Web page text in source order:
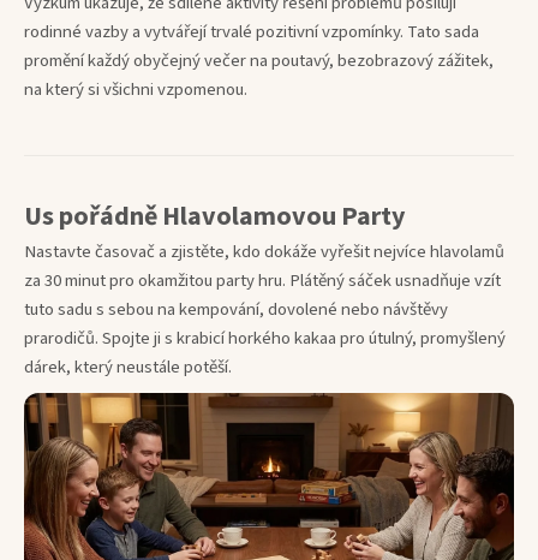
rodinné vazby a vytvářejí trvalé pozitivní vzpomínky. Tato sada
promění každý obyčejný večer na poutavý, bezobrazový zážitek,
na který si všichni vzpomenou.
Us pořádně Hlavolamovou Party
Nastavte časovač a zjistěte, kdo dokáže vyřešit nejvíce hlavolamů
za 30 minut pro okamžitou party hru. Plátěný sáček usnadňuje vzít
tuto sadu s sebou na kempování, dovolené nebo návštěvy
prarodičů. Spojte ji s krabicí horkého kakaa pro útulný, promyšlený
dárek, který neustále potěší.